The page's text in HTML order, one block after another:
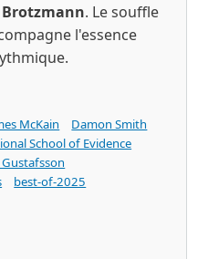
Brotzmann. Le souffle
l'essence
McKain
Damon Smith
School of Evidence
best-of-2025